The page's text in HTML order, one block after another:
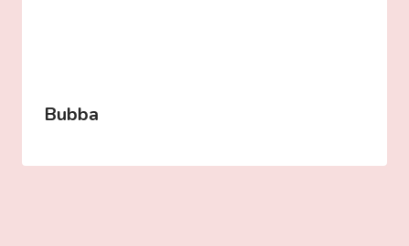
Bubba